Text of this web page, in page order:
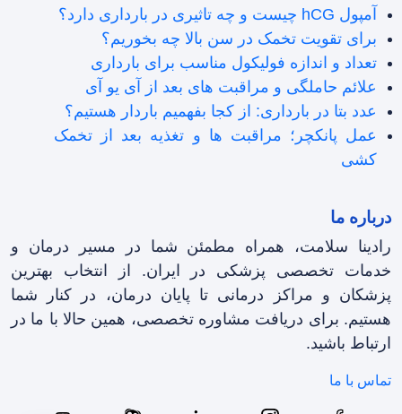
آمپول hCG چیست و چه تاثیری در بارداری دارد؟
برای تقویت تخمک در سن بالا چه بخوریم؟
تعداد و اندازه فولیکول مناسب برای بارداری
علائم حاملگی و مراقبت های بعد از آی یو آی
عدد بتا در بارداری: از کجا بفهمیم باردار هستیم؟
عمل پانکچر؛ مراقبت ها و تغذیه بعد از تخمک
کشی
درباره ما
رادینا سلامت، همراه مطمئن شما در مسیر درمان و
خدمات تخصصی پزشکی در ایران. از انتخاب بهترین
پزشکان و مراکز درمانی تا پایان درمان، در کنار شما
هستیم. برای دریافت مشاوره تخصصی، همین حالا با ما در
ارتباط باشید.
تماس با ما